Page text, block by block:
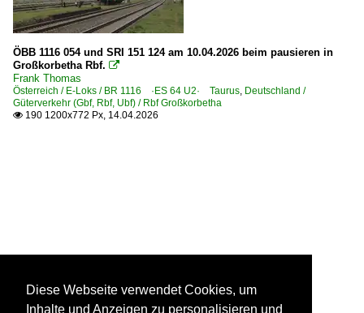
ÖBB 1116 054 und SRI 151 124 am 10.04.2026 beim pausieren in
Großkorbetha Rbf. 
Frank Thomas
Österreich / E-Loks / BR 1116 ·ES 64 U2· Taurus, Deutschland /
Güterverkehr (Gbf, Rbf, Ubf) / Rbf Großkorbetha
 190 1200x772 Px, 14.04.2026
Diese Webseite verwendet Cookies, um
Inhalte und Anzeigen zu personalisieren und